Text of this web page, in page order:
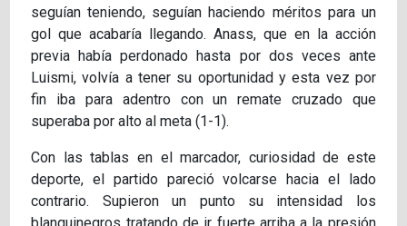
seguían teniendo, seguían haciendo méritos para un
gol que acabaría llegando. Anass, que en la acción
previa había perdonado hasta por dos veces ante
Luismi, volvía a tener su oportunidad y esta vez por
fin iba para adentro con un remate cruzado que
superaba por alto al meta (1-1).
Con las tablas en el marcador, curiosidad de este
deporte, el partido pareció volcarse hacia el lado
contrario. Supieron un punto su intensidad los
blanquinegros tratando de ir fuerte arriba a la presión